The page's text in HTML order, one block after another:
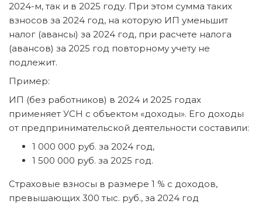
2024-м, так и в 2025 году. При этом сумма таких
взносов за 2024 год, на которую ИП уменьшит
налог (авансы) за 2024 год, при расчете налога
(авансов) за 2025 год повторному учету не
подлежит.
Пример:
ИП (без работников) в 2024 и 2025 годах
применяет УСН с объектом «доходы». Его доходы
от предпринимательской деятельности составили:
1 000 000 руб. за 2024 год,
1 500 000 руб. за 2025 год.
Страховые взносы в размере 1 % с доходов,
превышающих 300 тыс. руб., за 2024 год